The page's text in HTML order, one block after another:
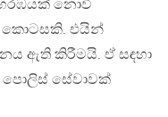
නොවී
කොටසකි. එයින්
ඇති කිරීමයි. ඒ සඳහා
පොලිස් සේවාවක්